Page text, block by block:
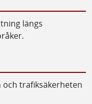
längs
trafiksäkerheten